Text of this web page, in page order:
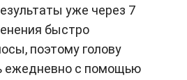
уже через 7
быстро
поэтому голову
ежедневно с помощью